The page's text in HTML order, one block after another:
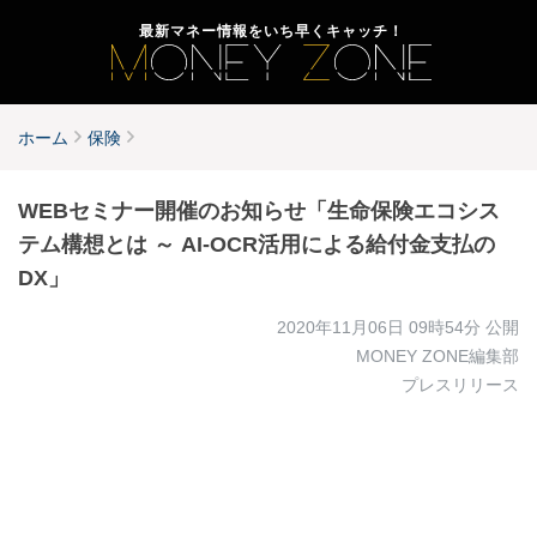
最新マネー情報をいち早くキャッチ！
ホーム 保険
WEBセミナー開催のお知らせ「生命保険エコシス
テム構想とは ～ AI-OCR活用による給付金支払の
DX」
2020年11月06日 09時54分 公開
MONEY ZONE編集部
プレスリリース